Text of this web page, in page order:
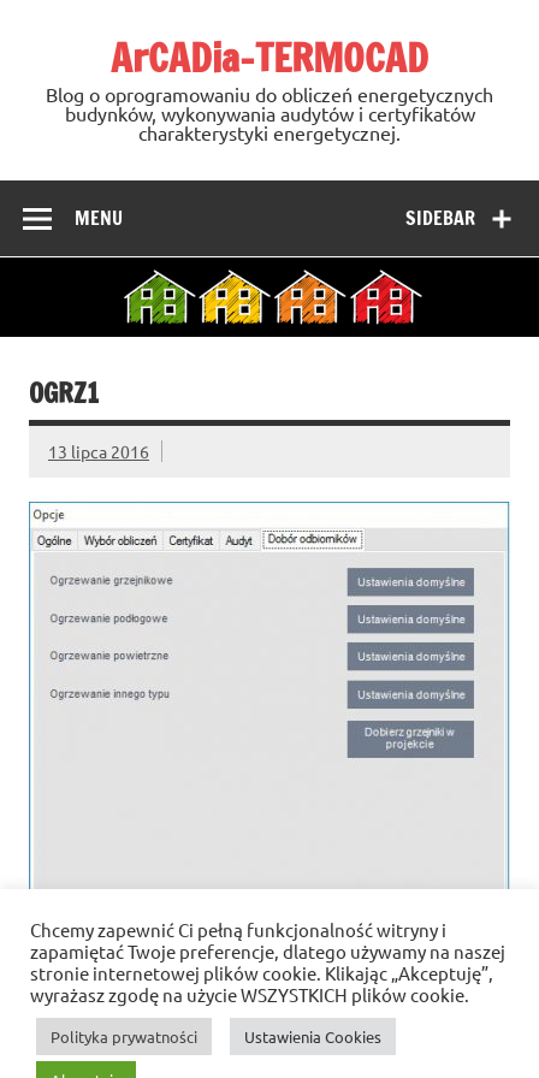
ArCADia-TERMOCAD
Blog o oprogramowaniu do obliczeń energetycznych
budynków, wykonywania audytów i certyfikatów
charakterystyki energetycznej.
SIDEBAR
MENU
OGRZ1
13 lipca 2016
Polityka prywatności i pliki cookies
Chcemy zapewnić Ci pełną funkcjonalność witryny i
zapamiętać Twoje preferencje, dlatego używamy na naszej
stronie internetowej plików cookie. Klikając „Akceptuję”,
wyrażasz zgodę na użycie WSZYSTKICH plików cookie.
Polityka prywatności Ustawienia Cookies